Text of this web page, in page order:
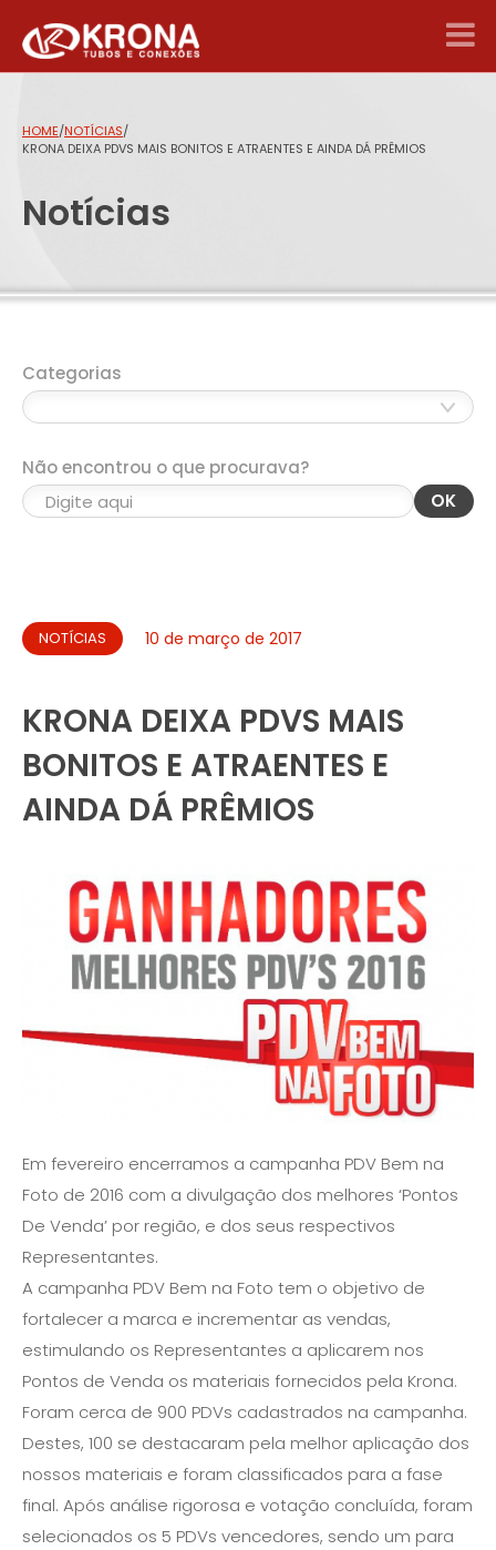
HOME/NOTÍCIAS/
KRONA DEIXA PDVS MAIS BONITOS E ATRAENTES E AINDA DÁ PRÊMIOS
Notícias
Categorias
Não encontrou o que procurava?
OK
NOTÍCIAS 10 de março de 2017
KRONA DEIXA PDVS MAIS
BONITOS E ATRAENTES E
AINDA DÁ PRÊMIOS
Em fevereiro encerramos a campanha PDV Bem na
Foto de 2016 com a divulgação dos melhores ‘Pontos
De Venda’ por região, e dos seus respectivos
Representantes.
A campanha PDV Bem na Foto tem o objetivo de
fortalecer a marca e incrementar as vendas,
estimulando os Representantes a aplicarem nos
Pontos de Venda os materiais fornecidos pela Krona.
Foram cerca de 900 PDVs cadastrados na campanha.
Destes, 100 se destacaram pela melhor aplicação dos
nossos materiais e foram classificados para a fase
final. Após análise rigorosa e votação concluída, foram
selecionados os 5 PDVs vencedores, sendo um para